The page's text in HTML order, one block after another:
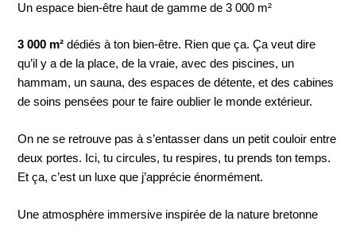
Un espace bien-être haut de gamme de 3 000 m²
3 000 m² dédiés à ton bien-être. Rien que ça. Ça veut dire
qu’il y a de la place, de la vraie, avec des piscines, un
hammam, un sauna, des espaces de détente, et des cabines
de soins pensées pour te faire oublier le monde extérieur.
On ne se retrouve pas à s’entasser dans un petit couloir entre
deux portes. Ici, tu circules, tu respires, tu prends ton temps.
Et ça, c’est un luxe que j’apprécie énormément.
Une atmosphère immersive inspirée de la nature bretonne